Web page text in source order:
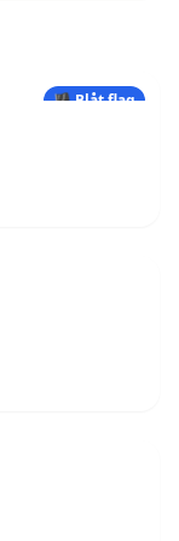
🏴 Blåt flag